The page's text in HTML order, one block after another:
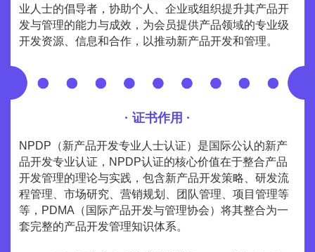
业人士的倡导者，协助个人、企业或组织提升其产品开
发与管理的能力与成效，为会员提供产品领域的专业级
开发资源、信息和合作，以推动新产品开发和管理。
· 证书作用 ·
NPDP（新产品开发专业人士认证）是国际公认的新产
品开发专业认证，NPDP认证的核心价值在于整合产品
开发管理的理论与实践，包含新产品开发策略、研发流
程管理、市场研究、营销规划、团队管理、项目管理等
等，PDMA（国际产品开发与管理协会）将其整合为一
套完整的产品开发管理知识体系。